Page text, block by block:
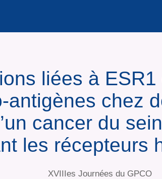
liées à
antigènes chez
cancer du
les récepteurs
XVIIIes Journées du GPCO